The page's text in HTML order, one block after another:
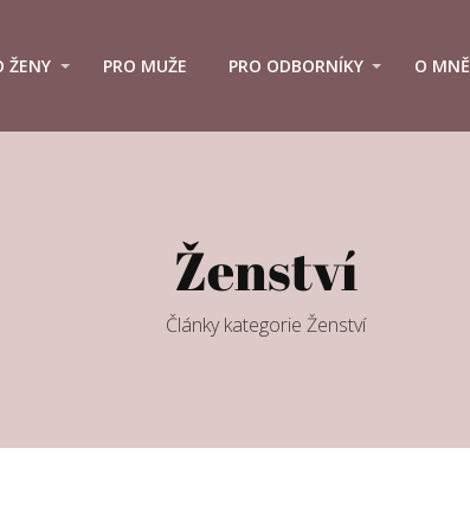
ŽENY PRO MUŽE PRO ODBORNÍKY O MNĚ
Ženství
Články kategorie Ženství